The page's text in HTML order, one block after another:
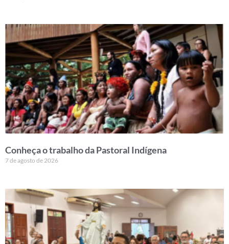
Conheça o trabalho da Pastoral Indígena
7 de agosto de 2026